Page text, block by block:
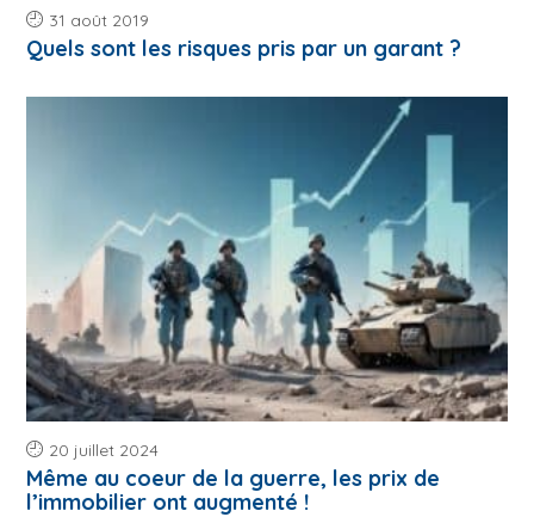
31 août 2019
Quels sont les risques pris par un garant ?
20 juillet 2024
Même au coeur de la guerre, les prix de
l’immobilier ont augmenté !